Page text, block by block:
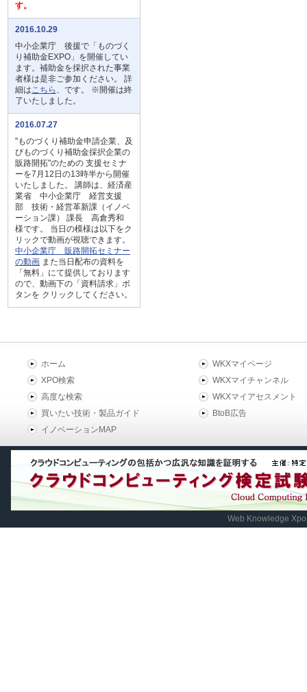
す。
2016.10.29
中小企業庁 後援で「ものづく
り補助金EXPO」を開催してい
ます。補助金を採択された事業
者様は是非ご参加ください。 詳
細はこちら 、です。 ※開催は終
了いたしました。
2016.07.27
"ものづくり補助金申請企業、及
びものづくり補助金採択企業の
販路開拓"のための 支援セミナ
ーを7月12日の13時半から開催
いたしました。 講師は、経済産
業省 中小企業庁 経営支援
部 技術・経営革新課（イノベ
ーション課） 課長 高倉秀和
様です。 当日の模様は以下をク
リックで動画が視聴できます。
中小企業庁 販路開拓セミナー
の動画 また当日配布の資料を
「無料」にて提供しております
ので、動画下の「資料請求」ボ
タンを クリックしてください。
ホーム
XPO検索
高度な検索
買いたい技術・製品ガイド
イノベーションMAP
WKXマイページ
WKXマイチャンネル
WKXマイアセスメント
BtoB広告
Web Knowledge